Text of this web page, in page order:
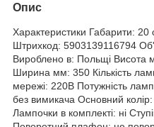
Опис
Характеристики Габарити: 20 см 35 см 35 см Артикул: 11679 Штрихкод: 5903139116794 Об'єм, dm3: 38.03 Вага, кг: 1.58 Вироблено в: Польщі Висота мм: 200 Довжина